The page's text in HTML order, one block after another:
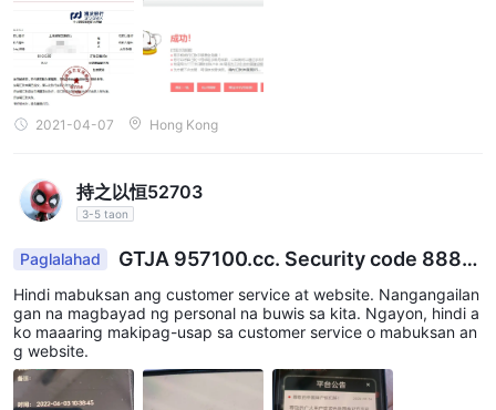
2021-04-07 Hong Kong
持之以恒52703
3-5 taon
Paglalahad
GTJA 957100.cc. Security code 8886
66
Hindi mabuksan ang customer service at website. Nangangailan
gan na magbayad ng personal na buwis sa kita. Ngayon, hindi a
ko maaaring makipag-usap sa customer service o mabuksan an
g website.